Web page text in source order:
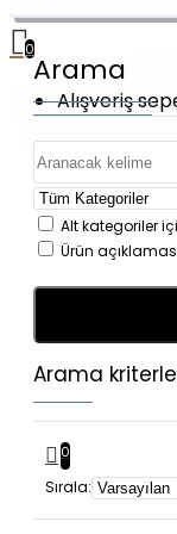
0
Alışveriş
Arama
Alt kategoriler
Ürün
Arama
0
Sırala: